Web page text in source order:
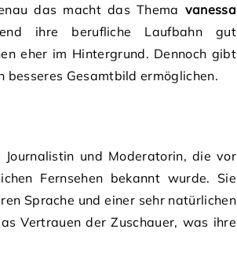
das macht das Thema vanessa
ihre berufliche Laufbahn gut
eher im Hintergrund. Dennoch gibt
besseres Gesamtbild ermöglichen.
und Moderatorin, die vor
Fernsehen bekannt wurde. Sie
Sprache und einer sehr natürlichen
Vertrauen der Zuschauer, was ihre